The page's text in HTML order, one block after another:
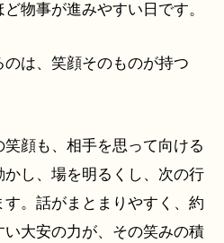
物事が進みやすい日です。
は、笑顔そのものが持つ
顔も、相手を思って向ける
し、場を明るくし、次の行
。話がまとまりやすく、約
大安の力が、その笑みの積